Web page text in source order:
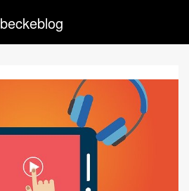
beckeblog